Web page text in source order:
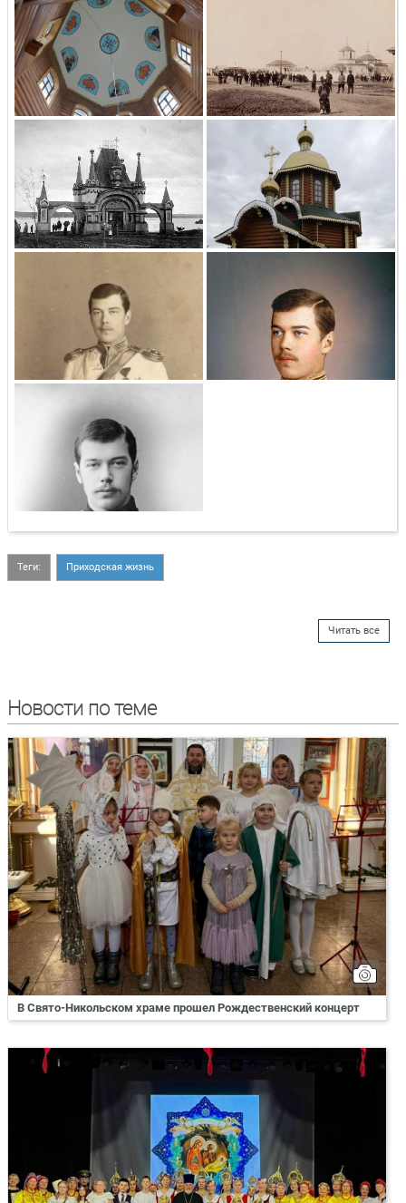
Теги: Приходская жизнь
Читать все
Новости по теме
В Свято-Никольском храме прошел Рождественский концерт